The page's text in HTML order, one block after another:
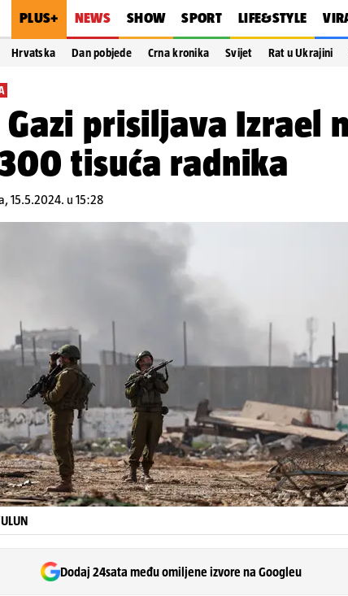
PLUS+ NEWS SHOW SPORT LIFE&STYLE
Hrvatska Dan pobjede Crna kronika Svijet Rat u Ukrajini
Gazi prisiljava Izrael
tisuća radnika
15.5.2024. u 15:28
Dodaj 24sata među omiljene izvore na Googleu